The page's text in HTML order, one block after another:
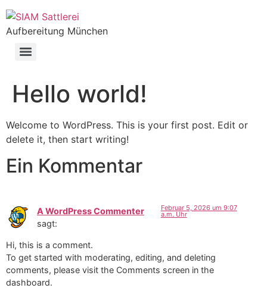
springen
Aufbereitung München
Hello world!
Welcome to WordPress. This is your first post. Edit or
delete it, then start writing!
Ein Kommentar
A WordPress Commenter
sagt:
Februar 5, 2026 um 9:07
a.m. Uhr
Hi, this is a comment.
To get started with moderating, editing, and deleting
comments, please visit the Comments screen in the
dashboard.